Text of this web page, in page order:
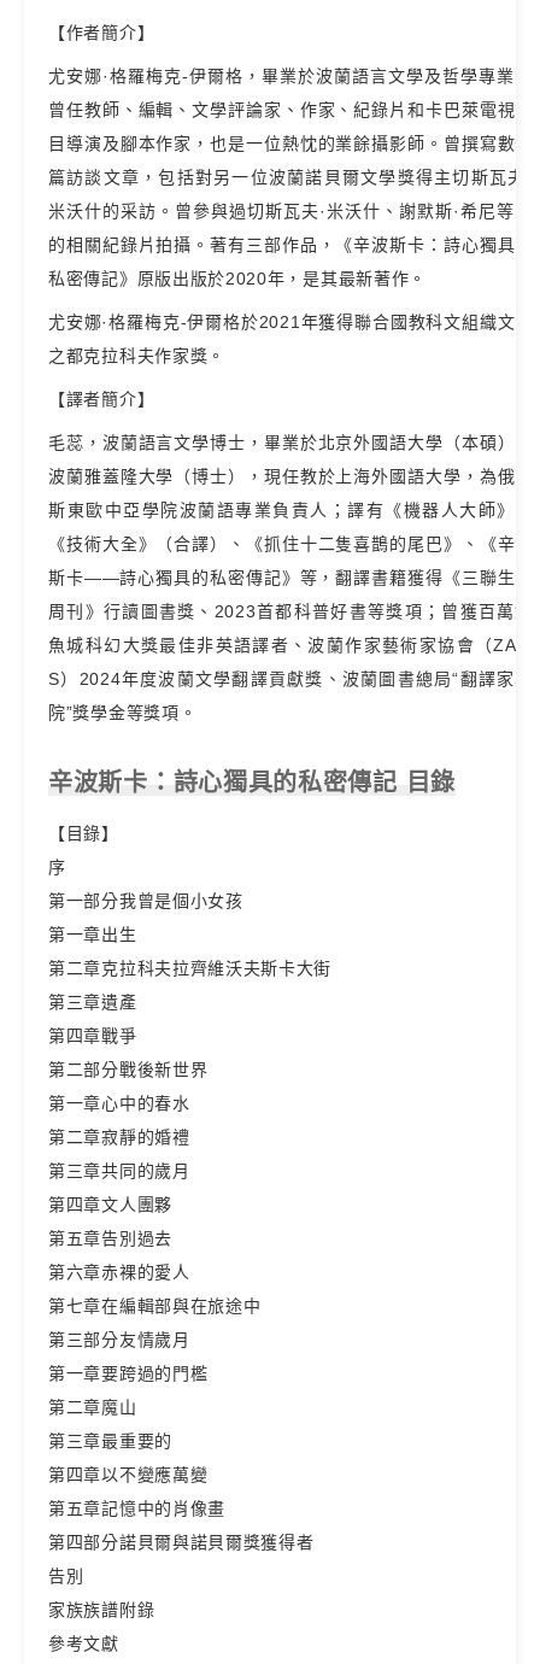
【作者簡介】
尤安娜·格羅梅克-伊爾格，畢業於波蘭語言文學及哲學專業，
曾任教師、編輯、文學評論家、作家、紀錄片和卡巴萊電視節
目導演及腳本作家，也是一位熱忱的業餘攝影師。曾撰寫數十
篇訪談文章，包括對另一位波蘭諾貝爾文學獎得主切斯瓦夫·
米沃什的采訪。曾參與過切斯瓦夫·米沃什、謝默斯·希尼等人
的相關紀錄片拍攝。著有三部作品，《辛波斯卡：詩心獨具的
私密傳記》原版出版於2020年，是其最新著作。
尤安娜·格羅梅克-伊爾格於2021年獲得聯合國教科文組織文學
之都克拉科夫作家獎。
【譯者簡介】
毛蕊，波蘭語言文學博士，畢業於北京外國語大學（本碩）、
波蘭雅蓋隆大學（博士），現任教於上海外國語大學，為俄羅
斯東歐中亞學院波蘭語專業負責人；譯有《機器人大師》、
《技術大全》（合譯）、《抓住十二隻喜鵲的尾巴》、《辛波
斯卡——詩心獨具的私密傳記》等，翻譯書籍獲得《三聯生活
周刊》行讀圖書獎、2023首都科普好書等獎項；曾獲百萬釣
魚城科幻大獎最佳非英語譯者、波蘭作家藝術家協會（ZAiK
S）2024年度波蘭文學翻譯貢獻獎、波蘭圖書總局“翻譯家學
院”獎學金等獎項。
辛波斯卡：詩心獨具的私密傳記 目錄
【目錄】
序
第一部分我曾是個小女孩
第一章出生
第二章克拉科夫拉齊維沃夫斯卡大街
第三章遺產
第四章戰爭
第二部分戰後新世界
第一章心中的春水
第二章寂靜的婚禮
第三章共同的歲月
第四章文人團夥
第五章告別過去
第六章赤裸的愛人
第七章在編輯部與在旅途中
第三部分友情歲月
第一章要跨過的門檻
第二章魔山
第三章最重要的
第四章以不變應萬變
第五章記憶中的肖像畫
第四部分諾貝爾與諾貝爾獎獲得者
告別
家族族譜附錄
參考文獻